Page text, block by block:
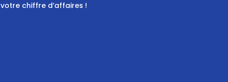
votre chiffre d’affaires !